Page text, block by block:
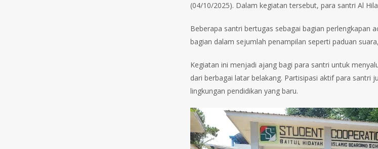
(04/10/2025). Dalam kegiatan tersebut, para santri Al
Beberapa santri bertugas sebagai bagian perlengkapan
bagian dalam sejumlah penampilan seperti paduan
Kegiatan ini menjadi ajang bagi para santri untuk
dari berbagai latar belakang. Partisipasi aktif para
lingkungan pendidikan yang baru.